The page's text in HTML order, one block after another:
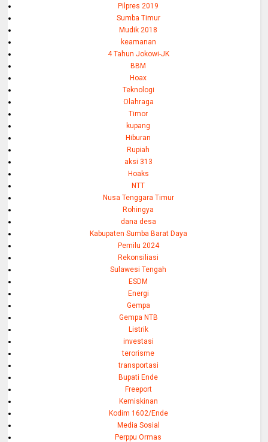
Pilpres 2019
Sumba Timur
Mudik 2018
keamanan
4 Tahun Jokowi-JK
BBM
Hoax
Teknologi
Olahraga
Timor
kupang
Hiburan
Rupiah
aksi 313
Hoaks
NTT
Nusa Tenggara Timur
Rohingya
dana desa
Kabupaten Sumba Barat Daya
Pemilu 2024
Rekonsiliasi
Sulawesi Tengah
ESDM
Energi
Gempa
Gempa NTB
Listrik
investasi
terorisme
transportasi
Bupati Ende
Freeport
Kemiskinan
Kodim 1602/Ende
Media Sosial
Perppu Ormas